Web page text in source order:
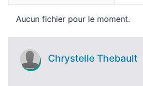
Aucun fichier pour le moment.
Chrystelle Thebault